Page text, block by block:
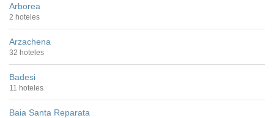
Arborea
2 hoteles
Arzachena
32 hoteles
Badesi
11 hoteles
Baia Santa Reparata